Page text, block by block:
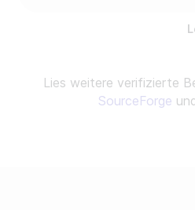
Lies weitere verifizierte
SourceForge